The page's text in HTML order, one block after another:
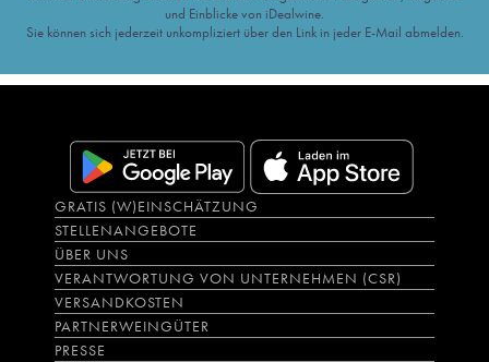
und Einblicke von iDealwine.
Sie können sich jederzeit unkompliziert über den Link in jeder E-Mail abmelden.
GRATIS (W)EINSCHÄTZUNG
STELLENANGEBOTE
ÜBER UNS
VERANTWORTUNG VON UNTERNEHMEN (CSR)
VERSANDKOSTEN
PARTNERWEINGÜTER
PRESSE